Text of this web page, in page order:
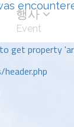
get property
행사
Event